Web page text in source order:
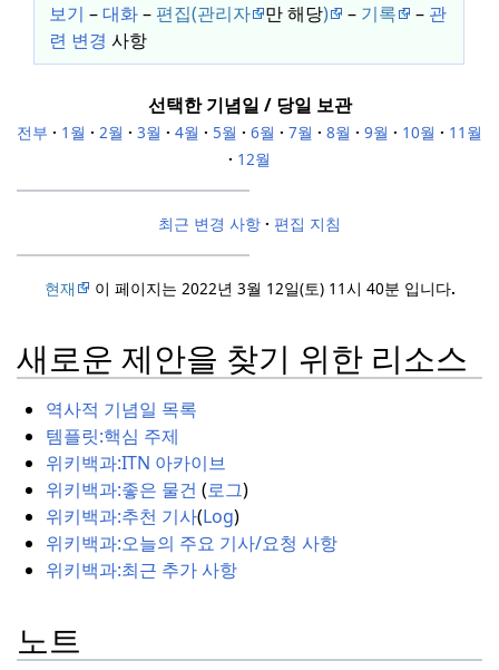
보기 –대화– 편집(관리자 만 해당) – 기록 – 관
련 변경 사항
선택한 기념일 / 당일 보관
전부 · 1월 · 2월 · 3월 · 4월 · 5월 · 6월 · 7월 · 8월 · 9월 · 10월 · 11월
· 12월
최근 변경 사항 · 편집 지침
현재 이 페이지는 2022년 3월 12일(토) 11시 40분 입니다.
새로운 제안을 찾기 위한 리소스
역사적 기념일 목록
템플릿:핵심 주제
위키백과:ITN 아카이브
위키백과:좋은 물건 (로그)
위키백과:추천 기사(Log)
위키백과:오늘의 주요 기사/요청 사항
위키백과:최근 추가 사항
노트